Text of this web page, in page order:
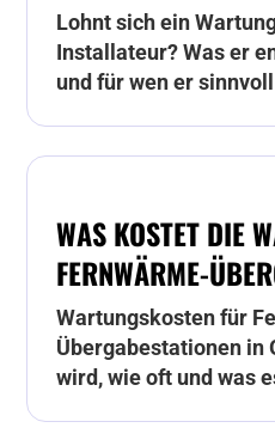
Lohnt sich ein
Installateur? Was er
und für wen er
WAS KOSTET DIE
FERNWÄRME-
Wartungskosten für
Übergabestationen in
wird, wie oft und was